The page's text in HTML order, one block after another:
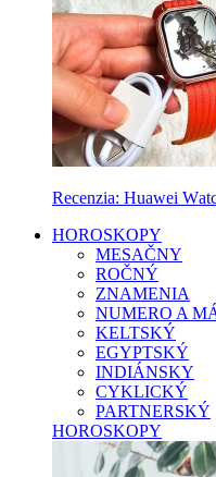
Recenzia: Huawei
HOROSKOPY
MESAČNY
ROČNÝ
ZNAMENIA
NUMERO A
KELTSKÝ
EGYPTSKÝ
INDIÁNSKY
CYKLICKÝ
PARTNERSKÝ
HOROSKOPY